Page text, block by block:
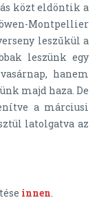
közt eldöntik a
Montpellier
leszűkül a
leszünk egy
hanem
majd haza. De
a márciusi
latolgatva az
innen.